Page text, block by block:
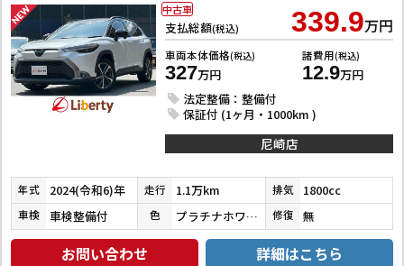
支払総額(税込) 339.9万円
車両本体価格(税込)
327万円
諸費用(税込)
12.9万円
法定整備：整備付
保証付 (1ヶ月・1000km )
中古車
尼崎店
年式 2024(令和6)年 走行 1.1万km 排気 1800cc
車検 車検整備付 色 プラチナホワイトパールマイカ／アティチュードブラックマイカ 修復 無
お問い合わせ 詳細はこちら